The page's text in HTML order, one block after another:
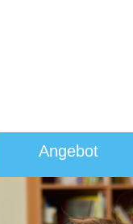
Angebot